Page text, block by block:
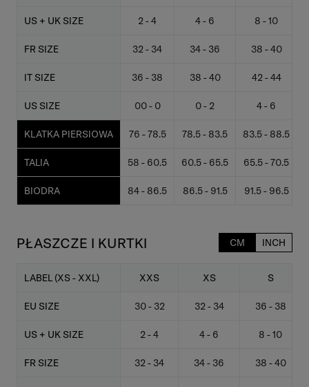
US + UK SIZE 2 - 4 4 - 6 8 - 10
FR SIZE 32 - 34 34 - 36 38 - 40
IT SIZE 36 - 38 38 - 40 42 - 44
US SIZE 00 - 0 0 - 2 4 - 6
KLATKA PIERSIOWA 76 - 78.5 78.5 - 83.5 83.5 - 88.5
TALIA 58 - 60.5 60.5 - 65.5 65.5 - 70.5
BIODRA 84 - 86.5 86.5 - 91.5 91.5 - 96.5
PŁASZCZE I KURTKI CM INCH
LABEL (XS - XXL) XXS XS S
EU SIZE 30 - 32 32 - 34 36 - 38
US + UK SIZE 2 - 4 4 - 6 8 - 10
FR SIZE 32 - 34 34 - 36 38 - 40